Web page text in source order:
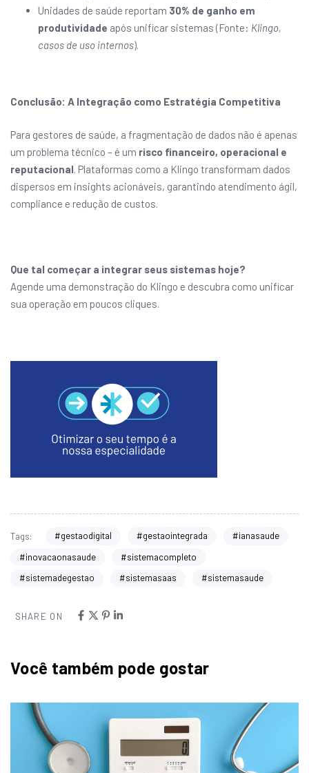
Unidades de saúde reportam 30% de ganho em
produtividade após unificar sistemas (Fonte: Klingo,
casos de uso internos).
Conclusão: A Integração como Estratégia Competitiva
Para gestores de saúde, a fragmentação de dados não é apenas
um problema técnico – é um risco financeiro, operacional e
reputacional . Plataformas como a Klingo transformam dados
dispersos em insights acionáveis, garantindo atendimento ágil,
compliance e redução de custos.
Que tal começar a integrar seus sistemas hoje?
Agende uma demonstração do Klingo e descubra como unificar
sua operação em poucos cliques.
Tags: #gestaodigital #gestaointegrada
#ianasaude
#inovacaonasaude
#sistemacompleto
#sistemadegestao
#sistemasaas #sistemasaude
SHARE ON
Você também pode gostar